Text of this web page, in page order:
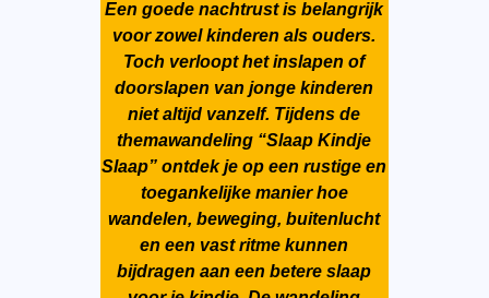
Een goede nachtrust is belangrijk
voor zowel kinderen als ouders.
Toch verloopt het inslapen of
doorslapen van jonge kinderen
niet altijd vanzelf. Tijdens de
themawandeling “Slaap Kindje
Slaap” ontdek je op een rustige en
toegankelijke manier hoe
wandelen, beweging, buitenlucht
en een vast ritme kunnen
bijdragen aan een betere slaap